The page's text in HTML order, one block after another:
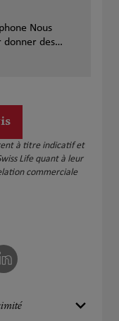
Nous
donner des
contre très
à titre indicatif et
Life quant à leur
commerciale